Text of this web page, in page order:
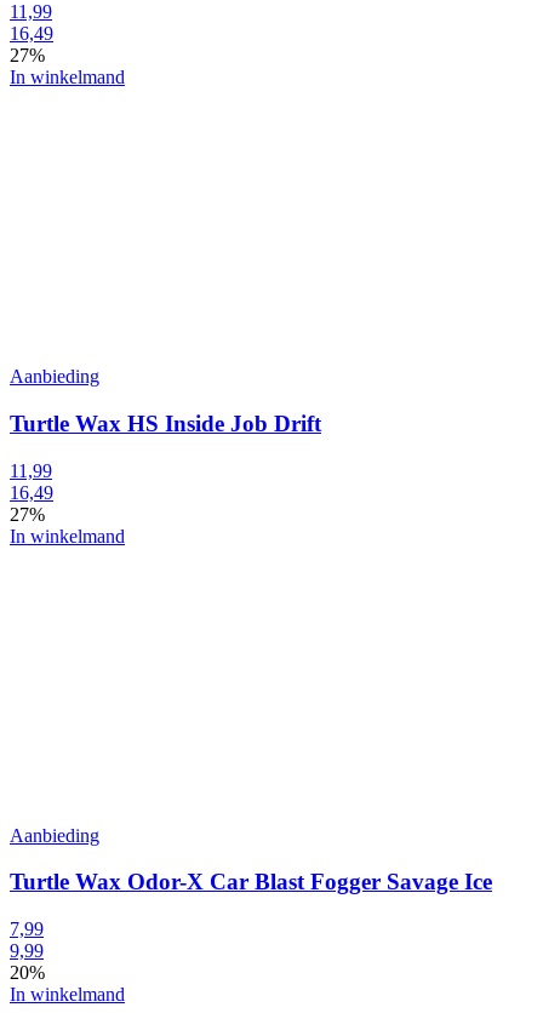
11,99
16,49
27%
In winkelmand
Aanbieding
Turtle Wax HS Inside Job Drift
11,99
16,49
27%
In winkelmand
Aanbieding
Turtle Wax Odor-X Car Blast Fogger Savage Ice
7,99
9,99
20%
In winkelmand